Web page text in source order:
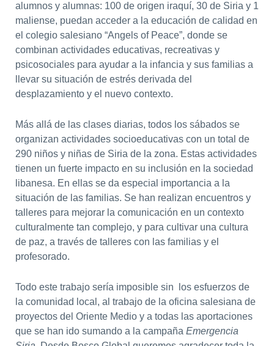
alumnos y alumnas: 100 de origen iraquí, 30 de Siria y 1
maliense, puedan acceder a la educación de calidad en
el colegio salesiano “Angels of Peace”, donde se
combinan actividades educativas, recreativas y
psicosociales para ayudar a la infancia y sus familias a
llevar su situación de estrés derivada del
desplazamiento y el nuevo contexto.
Más allá de las clases diarias, todos los sábados se
organizan actividades socioeducativas con un total de
290 niños y niñas de Siria de la zona. Estas actividades
tienen un fuerte impacto en su inclusión en la sociedad
libanesa. En ellas se da especial importancia a la
situación de las familias. Se han realizan encuentros y
talleres para mejorar la comunicación en un contexto
culturalmente tan complejo, y para cultivar una cultura
de paz, a través de talleres con las familias y el
profesorado.
Todo este trabajo sería imposible sin los esfuerzos de
la comunidad local, al trabajo de la oficina salesiana de
proyectos del Oriente Medio y a todas las aportaciones
que se han ido sumando a la campaña Emergencia